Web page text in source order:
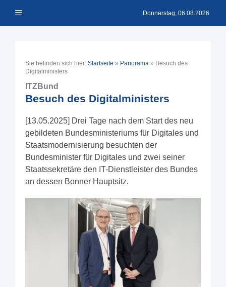
Inhalt Menü Donnerstag, 06.08.2026
Sie befinden sich hier: Startseite » Panorama » Besuch des
Digitalministers
ITZBund
Besuch des Digitalministers
[13.05.2025] Drei Tage nach dem Start des neu
gebildeten Bundesministeriums für Digitales und
Staatsmodernisierung besuchten der
Bundesminister für Digitales und zwei seiner
Staatssekretäre den IT-Dienstleister des Bundes
an dessen Bonner Hauptsitz.